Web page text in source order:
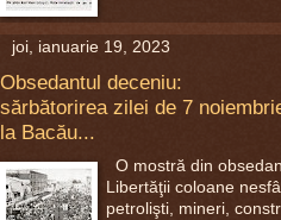
joi, ianuarie 19, 2023
Obsedantul deceniu:
sărbătorirea zilei de 7
la Bacău...
O mostră din
Libertăţii coloane
petrolişti, mineri,